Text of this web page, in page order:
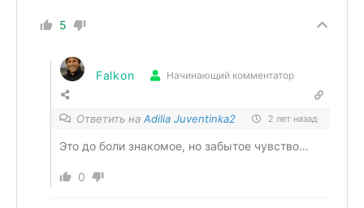
5
Falkon Начинающий комментатор
Ответить на Adilia Juventinka2 2 лет назад
Это до боли знакомое, но забытое чувство…
0